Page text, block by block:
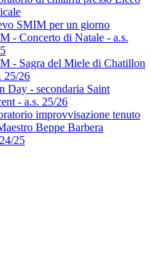
SMIM per un giorno
- Concerto di Natale - a.s.
- Sagra del Miele di Chatillon
25/26
Day - secondaria Saint
- a.s. 25/26
improvvisazione tenuto
Beppe Barbera
25